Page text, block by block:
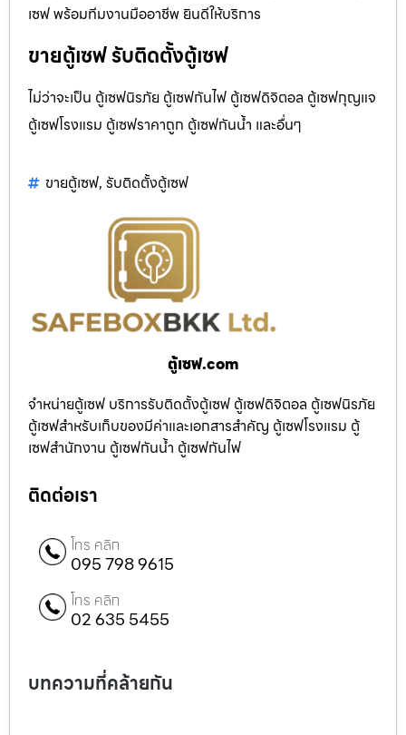
เซฟ พร้อมทีมงานมืออาชีพ ยินดีให้บริการ
ขายตู้เซฟ รับติดตั้งตู้เซฟ
ไม่ว่าจะเป็น ตู้เซฟนิรภัย ตู้เซฟกันไฟ ตู้เซฟดิจิตอล ตู้เซฟกุญแจ
ตู้เซฟโรงแรม ตู้เซฟราคาถูก ตู้เซฟกันน้ำ และอื่นๆ
ขายตู้เซฟ, รับติดตั้งตู้เซฟ
ตู้เซฟ.com
จำหน่ายตู้เซฟ บริการรับติดตั้งตู้เซฟ ตู้เซฟดิจิตอล ตู้เซฟนิรภัย
ตู้เซฟสำหรับเก็บของมีค่าและเอกสารสำคัญ ตู้เซฟโรงแรม ตู้
เซฟสำนักงาน ตู้เซฟกันน้ำ ตู้เซฟกันไฟ
ติดต่อเรา
โทร คลิก
095 798 9615
โทร คลิก
02 635 5455
บทความที่คล้ายกัน